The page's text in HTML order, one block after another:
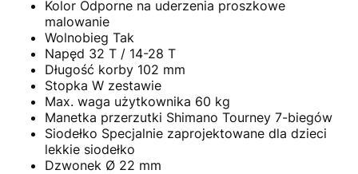
Kolor Odporne na uderzenia proszkowe
malowanie
Wolnobieg Tak
Napęd 32 T / 14-28 T
Długość korby 102 mm
Stopka W zestawie
Max. waga użytkownika 60 kg
Manetka przerzutki Shimano Tourney 7-biegów
Siodełko Specjalnie zaprojektowane dla dzieci
lekkie siodełko
Dzwonek Ø 22 mm